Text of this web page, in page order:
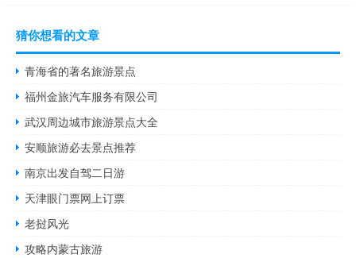
猜你想看的文章
青海省的著名旅游景点
福州金旅汽车服务有限公司
武汉周边城市旅游景点大全
安顺旅游必去景点推荐
南京出发自驾二日游
天津眼门票网上订票
老挝风光
攻略内蒙古旅游